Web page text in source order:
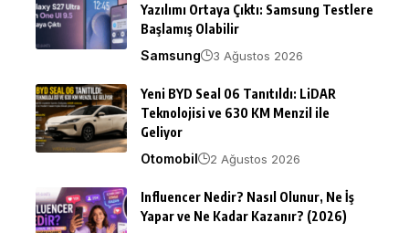
Yazılımı Ortaya Çıktı: Samsung Testlere
Başlamış Olabilir
Samsung
3 Ağustos 2026
Yeni BYD Seal 06 Tanıtıldı: LiDAR
Teknolojisi ve 630 KM Menzil ile
Geliyor
Otomobil
2 Ağustos 2026
Influencer Nedir? Nasıl Olunur, Ne İş
Yapar ve Ne Kadar Kazanır? (2026)